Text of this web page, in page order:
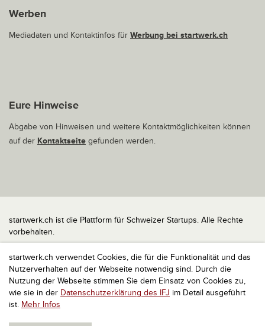
startwerk.ch verwendet Cookies, die für die Funktionalität und das
Nutzerverhalten auf der Webseite notwendig sind. Durch die
Nutzung der Webseite stimmen Sie dem Einsatz von Cookies zu,
wie sie in der Datenschutzerklärung des IFJ im Detail ausgeführt
ist. Mehr Infos
Werben
Mediadaten und Kontaktinfos für Werbung bei startwerk.ch
Eure Hinweise
Abgabe von Hinweisen und weitere Kontaktmöglichkeiten können
auf der Kontaktseite gefunden werden.
startwerk.ch ist die Plattform für Schweizer Startups. Alle Rechte
vorbehalten.
Impressum
Kontakt
nach oben